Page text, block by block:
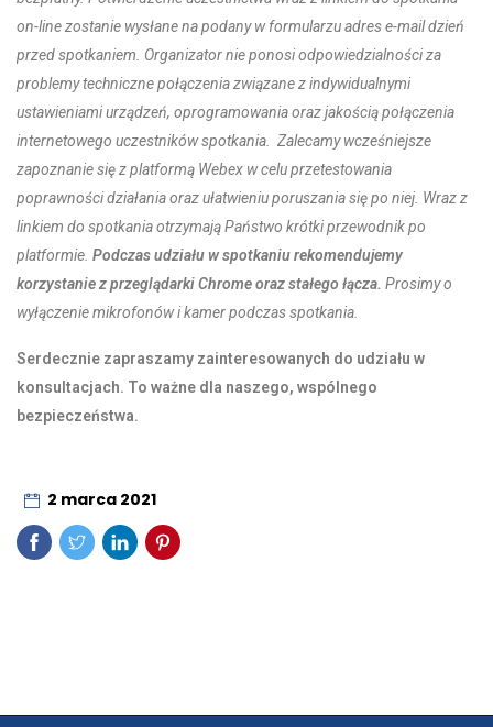
on-line zostanie wysłane na podany w formularzu adres e-mail dzień
przed spotkaniem. Organizator nie ponosi odpowiedzialności za
problemy techniczne połączenia związane z indywidualnymi
ustawieniami urządzeń, oprogramowania oraz jakością połączenia
internetowego uczestników spotkania. Zalecamy wcześniejsze
zapoznanie się z platformą Webex w celu przetestowania
poprawności działania oraz ułatwieniu poruszania się po niej. Wraz z
linkiem do spotkania otrzymają Państwo krótki przewodnik po
platformie. Podczas udziału w spotkaniu rekomendujemy
korzystanie z przeglądarki Chrome oraz stałego łącza. Prosimy o
wyłączenie mikrofonów i kamer podczas spotkania.
Serdecznie zapraszamy zainteresowanych do udziału w
konsultacjach. To ważne dla naszego, wspólnego
bezpieczeństwa.
2 marca 2021